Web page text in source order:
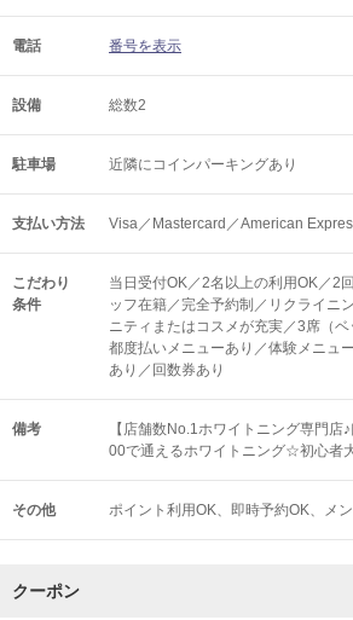
電話 番号を表示
設備 総数2
駐車場 近隣にコインパーキングあり
支払い方法 Visa／Mastercard／American
こだわり
条件
当日受付OK／2名以上の利用OK／2
ッフ在籍／完全予約制／リクライニ
ニティまたはコスメが充実／3席（
都度払いメニューあり／体験メニュ
あり／回数券あり
備考
【店舗数No.1ホワイトニング専門
00で通えるホワイトニング☆初心者
その他 ポイント利用OK 即時予約OK メ
クーポン